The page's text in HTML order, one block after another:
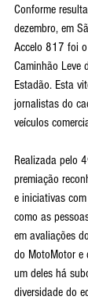
Conforme
dezembro, em
Accelo 817 foi
Caminhão Leve
Estadão. Esta
jornalistas do
veículos
Realizada pelo
premiação
e iniciativas
como as
em avaliações
do MotoMotor e
um deles há
diversidade do